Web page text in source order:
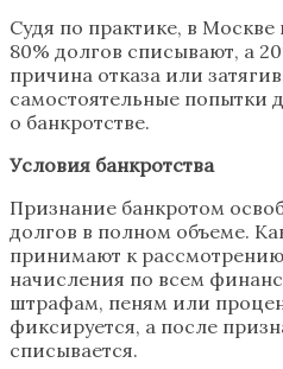
Судя по практике, в
80% долгов списывают, а
причина отказа или
самостоятельные попытки
о банкротстве.
Условия банкротства
Признание банкротом
долгов в полном объеме.
принимают к
начисления по всем
штрафам, пеням или
фиксируется, а после
списывается.